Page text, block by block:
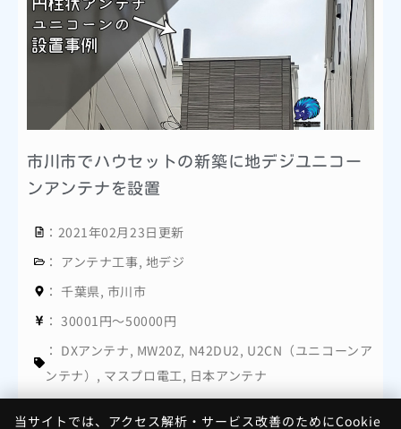
当サイトでは、アクセス解析・サービス改善のためにCookie
市川市でハウセットの新築に地デジユニコー
ンアンテナを設置
：2021年02月23日更新
： アンテナ工事, 地デジ
： 千葉県, 市川市
： 30001円～50000円
： DXアンテナ, MW20Z, N42DU2, U2CN（ユニコーンア
ンテナ） , マスプロ電工, 日本アンテナ